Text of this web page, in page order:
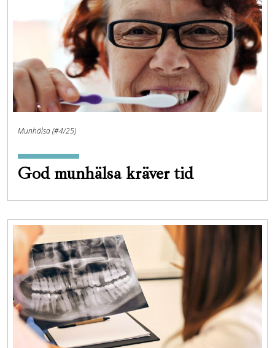
Munhälsa (#4/25)
God munhälsa kräver tid